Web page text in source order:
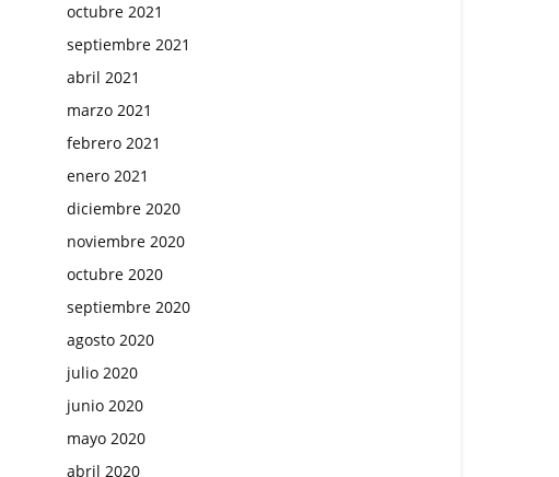
octubre 2021
septiembre 2021
abril 2021
marzo 2021
febrero 2021
enero 2021
diciembre 2020
noviembre 2020
octubre 2020
septiembre 2020
agosto 2020
julio 2020
junio 2020
mayo 2020
abril 2020